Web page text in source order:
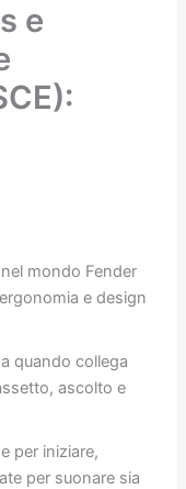
e
mondo Fender
e design
quando collega
ascolto e
per iniziare,
per suonare sia